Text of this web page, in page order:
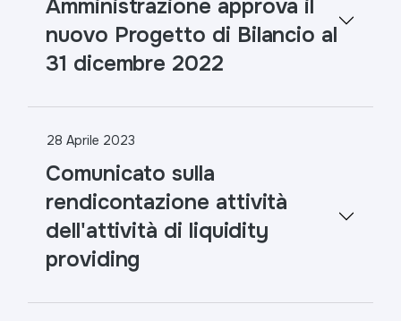
Amministrazione approva il
nuovo Progetto di Bilancio al
31 dicembre 2022
28 Aprile 2023
Comunicato sulla
rendicontazione attività
dell'attività di liquidity
providing